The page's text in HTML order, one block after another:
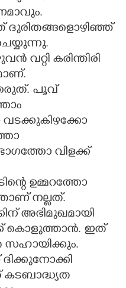
ദുരിതങ്ങളൊഴിഞ്ഞ്
വറ്റി കരിന്തിരി
പൂവ്
വിളക്ക്
ഉമ്മറത്തോ
നല്ലത്.
അഭിമുഖമായി
കൊളുത്താൻ. ഇത്
സഹായിക്കും.
കടബാദ്ധ്യത